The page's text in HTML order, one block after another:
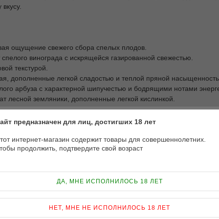
ощущение свежего сбора спелых плодов.
винограда с искрящейся газированной свежестью.
текстурой.
дополненные легкой сладостью и теплой пряной
арбуза с характерной шипучестью и бодрящими нотами
лесной земляники, дополненные легкой кислинкой.
другой — с глицерином. Процесс смешивания
мы рекомендуем настоять жидкость в течение 48
предназначен для лиц, достигших 18 лет
интернет-магазин содержит товары для совершеннолетних.
продолжить, подтвердите свой возраст
ДА, МНЕ ИСПОЛНИЛОСЬ 18 ЛЕТ
НЕТ, МНЕ НЕ ИСПОЛНИЛОСЬ 18 ЛЕТ